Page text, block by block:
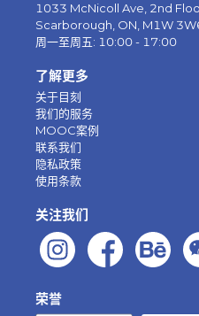
1033 McNicoll Ave, 2nd
Scarborough, ON, M1W
周一至周五: 10:00 - 17:00
了解更多
关于目刻
我们的服务
MOOC案例
联系我们
隐私政策
使用条款
关注我们
荣誉